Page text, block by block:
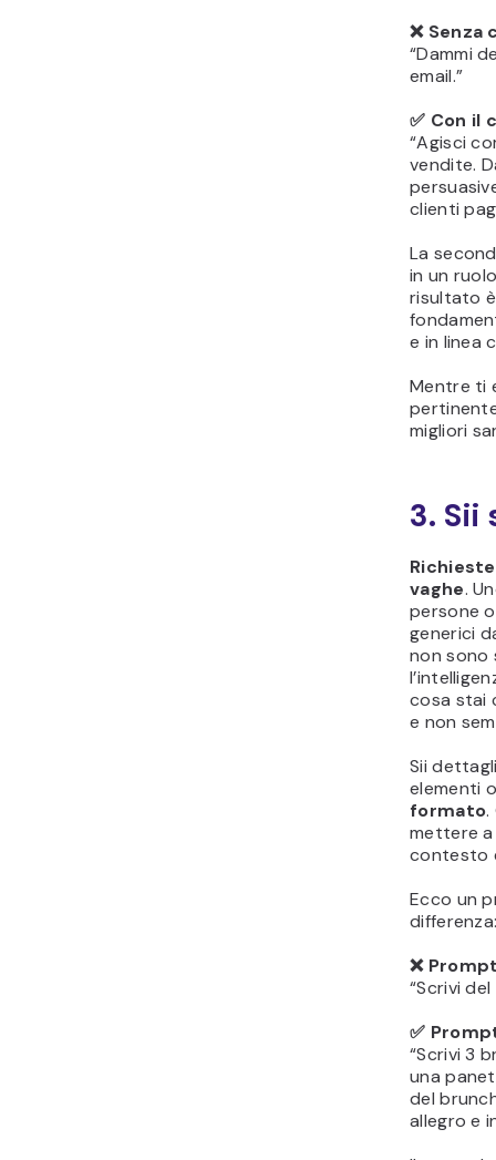
❌
“Dammi
email.”
✅ Con il
“Agisci
vendite.
clienti
La
in un
risultato
e in linea
Mentre ti
migliori
3. Sii
vaghe.
persone
generici
non sono
cosa stai
e non
Sii
elementi
formato.
mettere
contesto
Ecco un
❌
“Scrivi
✅
“Scrivi 3
una
del
allegro e